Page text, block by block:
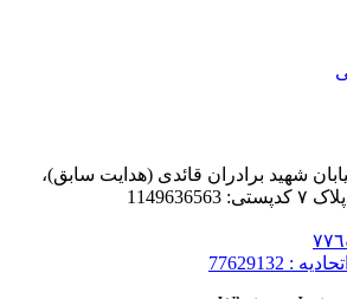
شهید برادران قائدی (هدایت سابق)،
77629132